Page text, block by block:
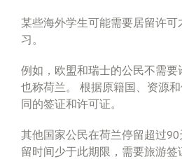
某些海外学生可能需要居留许
习。
例如，欧盟和瑞士的公民不需要
也称荷兰。 根据原籍国、资源
同的签证和许可证。
其他国家公民在荷兰停留超过
留时间少于此期限，需要旅游签